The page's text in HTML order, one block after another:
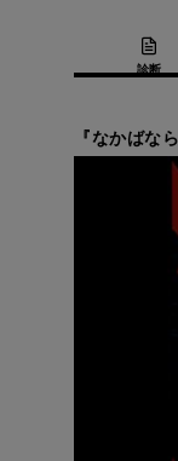
診断
『なかばな